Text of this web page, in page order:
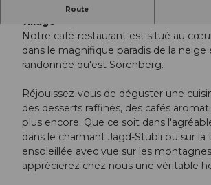
Route
Treffpunkt Sörenberg - Le café au
village
Notre café-restaurant est situé au
dans le magnifique paradis de la neige
randonnée qu'est Sörenberg.
Réjouissez-vous de déguster une
des desserts raffinés, des cafés
plus encore. Que ce soit dans
dans le charmant Jagd-Stübli ou sur la
ensoleillée avec vue sur les
apprécierez chez nous une véritable